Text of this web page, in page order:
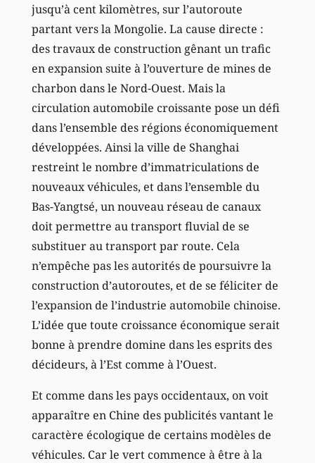
jusqu’à cent kilomètres, sur l’autoroute
partant vers la Mongolie. La cause directe :
des travaux de construction gênant un trafic
en expansion suite à l’ouverture de mines de
charbon dans le Nord-Ouest. Mais la
circulation automobile croissante pose un défi
dans l’ensemble des régions économiquement
développées. Ainsi la ville de Shanghai
restreint le nombre d’immatriculations de
nouveaux véhicules, et dans l’ensemble du
Bas-Yangtsé, un nouveau réseau de canaux
doit permettre au transport fluvial de se
substituer au transport par route. Cela
n’empêche pas les autorités de poursuivre la
construction d’autoroutes, et de se féliciter de
l’expansion de l’industrie automobile chinoise.
L’idée que toute croissance économique serait
bonne à prendre domine dans les esprits des
décideurs, à l’Est comme à l’Ouest.
Et comme dans les pays occidentaux, on voit
apparaître en Chine des publicités vantant le
caractère écologique de certains modèles de
véhicules. Car le vert commence à être à la